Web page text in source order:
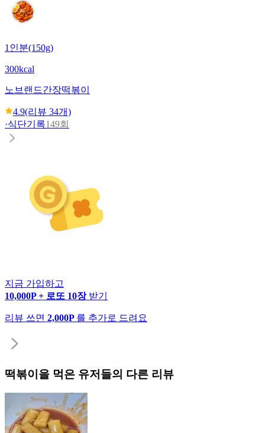
1인분(150g)
300kcal
노브랜드간장떡볶이
4.9(리뷰 34개)
·식단기록149회
지금 가입하고
10,000P + 로또 10장 받기
리뷰 쓰면 2,000P 를 추가로 드려요
떡볶이 을 먹은 유저들의 다른 리뷰